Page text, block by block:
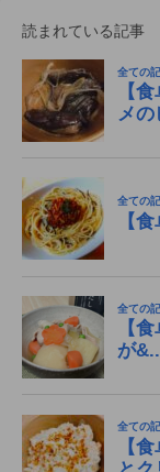
読まれている記事